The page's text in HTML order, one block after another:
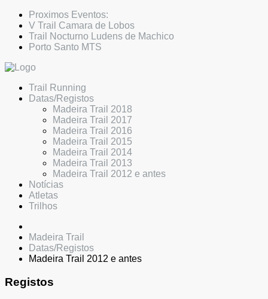
Proximos Eventos:
V Trail Camara de Lobos
Trail Nocturno Ludens de Machico
Porto Santo MTS
Trail Running
Datas/Registos
Madeira Trail 2018
Madeira Trail 2017
Madeira Trail 2016
Madeira Trail 2015
Madeira Trail 2014
Madeira Trail 2013
Madeira Trail 2012 e antes
Notícias
Atletas
Trilhos
Madeira Trail
Datas/Registos
Madeira Trail 2012 e antes
Registos